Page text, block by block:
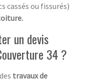
cassés ou fissurés)
un devis
34 ?
travaux de